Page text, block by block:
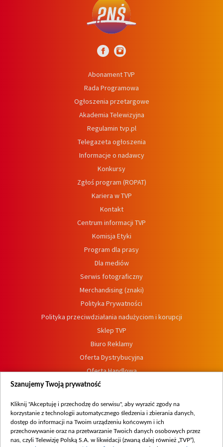
Abonament TVP
Rada Programowa
Ogłoszenia przetargowe
Akademia Telewizyjna
Regulamin tvp.pl
Telegazeta ogłoszenia
Informacje o nadawcy
Konkursy
Zgłoś program (ROPAT)
Kariera w TVP
Kontakt
Centrum informacji TVP
Komisja Etyki
Program dla prasy
Dla mediów
Serwis fotograficzny
Merchandising (znaki)
Polityka Prywatności
Polityka przeciwdziałania nadużyciom i korupcji
Sklep TVP
Biuro Reklamy
Oferta Dystrybucyjna
Oferta Handlowa
Dostępność
Procedura zgłoszeń wewnętrznych
Szanujemy Twoją prywatność
Kliknij "Akceptuję i przechodzę do serwisu", aby wyrazić zgody na
korzystanie z technologii automatycznego śledzenia i zbierania danych,
dostęp do informacji na Twoim urządzeniu końcowym i ich
przechowywanie oraz na przetwarzanie Twoich danych osobowych przez
nas, czyli Telewizję Polską S.A. w likwidacji (zwaną dalej również „TVP”),